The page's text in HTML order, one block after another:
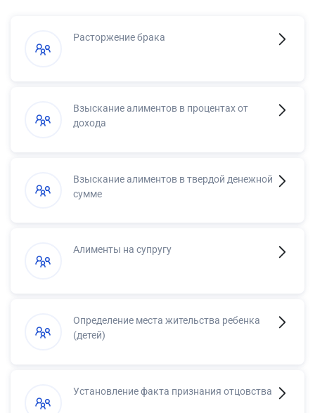
Расторжение брака
Взыскание алиментов в процентах от
дохода
Взыскание алиментов в твердой денежной
сумме
Алименты на супругу
Определение места жительства ребенка
(детей)
Установление факта признания отцовства